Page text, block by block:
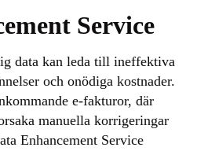
Service
data kan leda till ineffektiva
och onödiga kostnader.
e-fakturor, där
manuella korrigeringar
Enhancement Service